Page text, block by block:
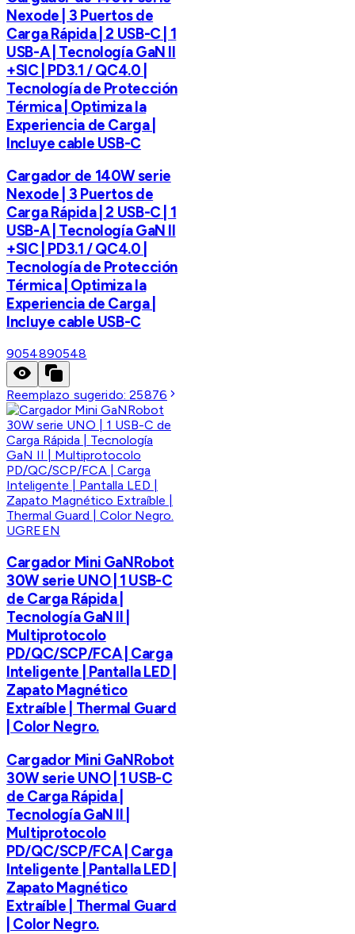
Nexode | 3 Puertos de
Carga Rápida | 2 USB-C | 1
USB-A | Tecnología GaN II
+SIC | PD3.1 / QC4.0 |
Tecnología de Protección
Térmica | Optimiza la
Experiencia de Carga |
Incluye cable USB-C
Cargador de 140W serie
Nexode | 3 Puertos de
Carga Rápida | 2 USB-C | 1
USB-A | Tecnología GaN II
+SIC | PD3.1 / QC4.0 |
Tecnología de Protección
Térmica | Optimiza la
Experiencia de Carga |
Incluye cable USB-C
9054890548
Reemplazo sugerido:25876
UGREEN
Cargador Mini GaNRobot
30W serie UNO | 1 USB-C
de Carga Rápida |
Tecnología GaN II |
Multiprotocolo
PD/QC/SCP/FCA | Carga
Inteligente | Pantalla LED |
Zapato Magnético
Extraíble | Thermal Guard
| Color Negro.
Cargador Mini GaNRobot
30W serie UNO | 1 USB-C
de Carga Rápida |
Tecnología GaN II |
Multiprotocolo
PD/QC/SCP/FCA | Carga
Inteligente | Pantalla LED |
Zapato Magnético
Extraíble | Thermal Guard
| Color Negro.